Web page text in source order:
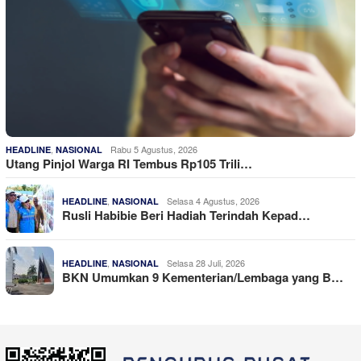
HEADLINE NASIONAL Rabu 5 Agustus, 2026
Utang Pinjol Warga RI Tembus Rp105 Trili…
HEADLINE NASIONAL Selasa 4 Agustus, 2026
Rusli Habibie Beri Hadiah Terindah Kepad…
HEADLINE NASIONAL Selasa 28 Juli, 2026
BKN Umumkan 9 Kementerian/Lembaga yang B…